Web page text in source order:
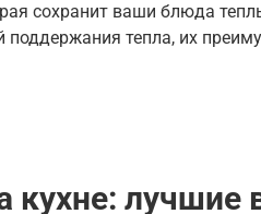
сохранит ваши блюда
тепла, их
кухне: лучшие